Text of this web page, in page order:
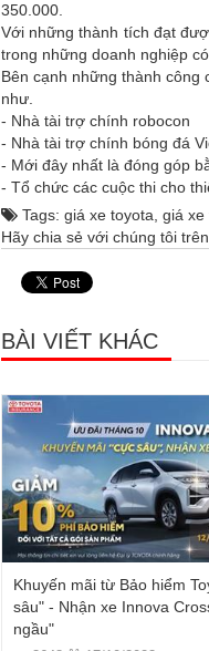
350.000.
Với những thành tích đạt
trong những doanh nghiệp
Bên cạnh những thành công
như.
- Nhà tài trợ chính robocon
- Nhà tài trợ chính bóng đá
- Mới đây nhất là đóng góp
- Tổ chức các cuộc thi cho
Tags: giá xe toyota giá xe
Hãy chia sẻ với chúng tôi
BÀI VIẾT KHÁC
Khuyến mãi từ Bảo hiểm
sâu" - Nhận xe Innova
ngầu"